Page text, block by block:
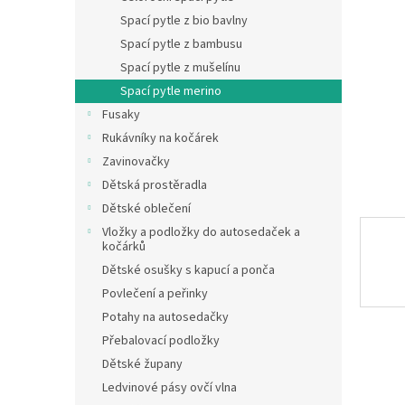
Spací pytle z bio bavlny
Spací pytle z bambusu
Spací pytle z mušelínu
Spací pytle merino
Fusaky
Rukávníky na kočárek
Zavinovačky
Dětská prostěradla
Dětské oblečení
Vložky a podložky do autosedaček a
kočárků
Dětské osušky s kapucí a ponča
Povlečení a peřinky
Potahy na autosedačky
Přebalovací podložky
Dětské župany
Ledvinové pásy ovčí vlna